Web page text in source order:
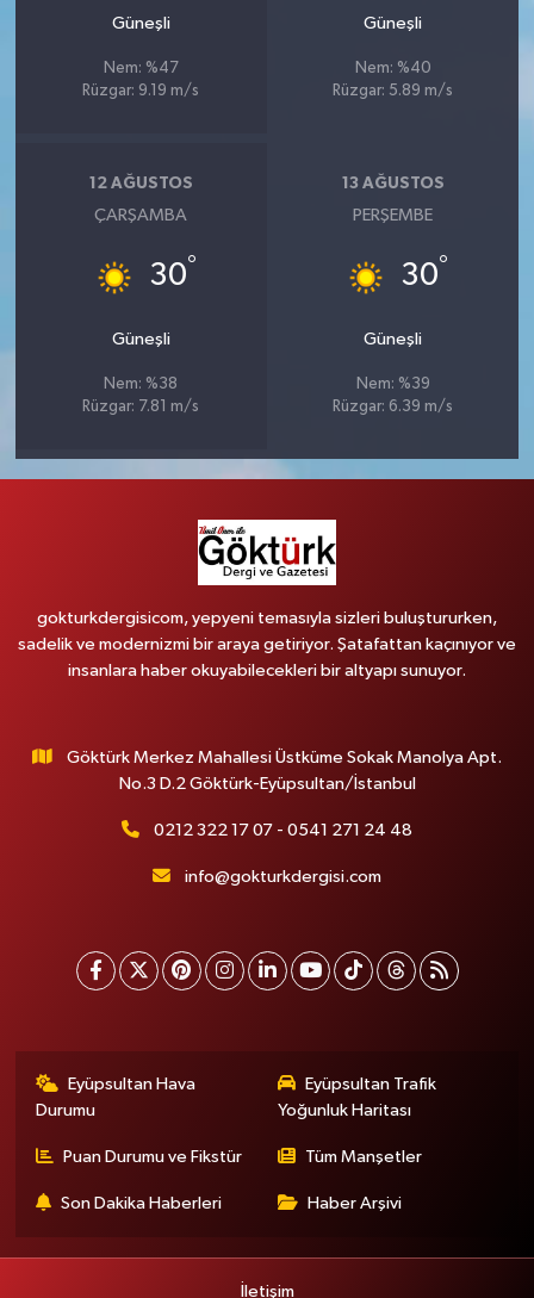
Güneşli
Nem: %47
Rüzgar: 9.19 m/s
Güneşli
Nem: %40
Rüzgar: 5.89 m/s
12 AĞUSTOS
ÇARŞAMBA
30°
Güneşli
Nem: %38
Rüzgar: 7.81 m/s
13 AĞUSTOS
PERŞEMBE
30°
Güneşli
Nem: %39
Rüzgar: 6.39 m/s
gokturkdergisicom, yepyeni temasıyla sizleri buluştururken,
sadelik ve modernizmi bir araya getiriyor. Şatafattan kaçınıyor ve
insanlara haber okuyabilecekleri bir altyapı sunuyor.
Göktürk Merkez Mahallesi Üstküme Sokak Manolya Apt.
No.3 D.2 Göktürk-Eyüpsultan/İstanbul
0212 322 17 07 - 0541 271 24 48
info@gokturkdergisi.com
Eyüpsultan Hava
Durumu
Eyüpsultan Trafik
Yoğunluk Haritası
Puan Durumu ve Fikstür Tüm Manşetler
Son Dakika Haberleri Haber Arşivi
İletişim